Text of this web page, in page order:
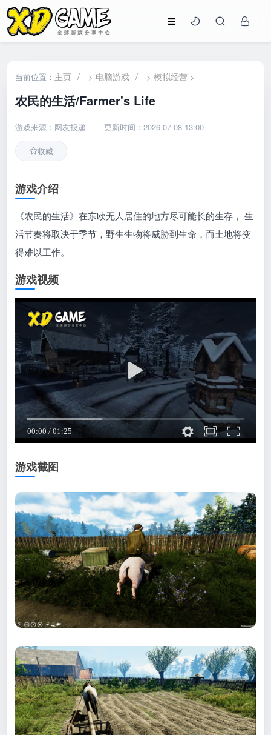
当前位置： 主页 / > 电脑游戏 / >模拟经营 >
农民的生活/Farmer's Life
游戏来源：网友投递 更新时间：2026-07-08 13:00
收藏
游戏介绍
《农民的生活》在东欧无人居住的地方尽可能长的生存， 生
活节奏将取决于季节，野生生物将威胁到生命，而土地将变
得难以工作。
游戏视频
游戏截图